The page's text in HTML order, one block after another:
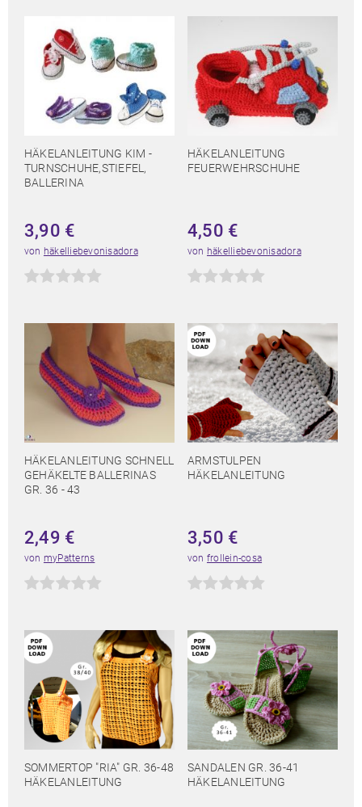
HÄKELANLEITUNG KIM -
TURNSCHUHE,STIEFEL,
BALLERINA
3,90 €
von häkelliebevonisadora
HÄKELANLEITUNG
FEUERWEHRSCHUHE
4,50 €
von häkelliebevonisadora
HÄKELANLEITUNG SCHNELL
GEHÄKELTE BALLERINAS
GR. 36 - 43
2,49 €
von myPatterns
ARMSTULPEN
HÄKELANLEITUNG
3,50 €
von frollein-cosa
SOMMERTOP "RIA" GR. 36-48
HÄKELANLEITUNG
SANDALEN GR. 36-41
HÄKELANLEITUNG